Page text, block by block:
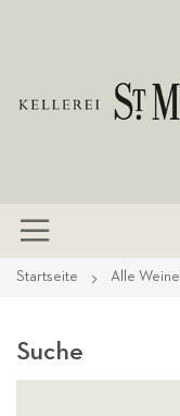
Zum
Startseite Alle Weine
Suche